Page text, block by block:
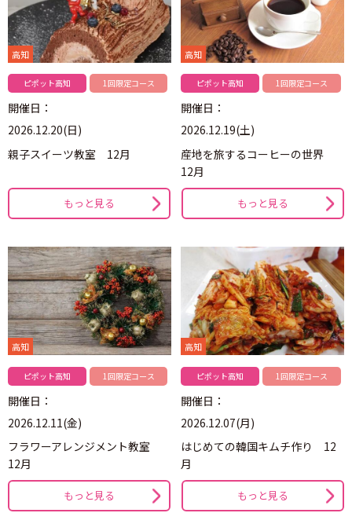
高知
ピポット高知 1回限定コース
開催日：
2026.12.20(日)
親子スイーツ教室 12月
もっと見る
高知
ピポット高知 1回限定コース
開催日：
2026.12.19(土)
産地を旅するコーヒーの世界
12月
もっと見る
高知
ピポット高知 1回限定コース
開催日：
2026.12.11(金)
フラワーアレンジメント教室
12月
もっと見る
高知
ピポット高知 1回限定コース
開催日：
2026.12.07(月)
はじめての韓国キムチ作り 12
月
もっと見る